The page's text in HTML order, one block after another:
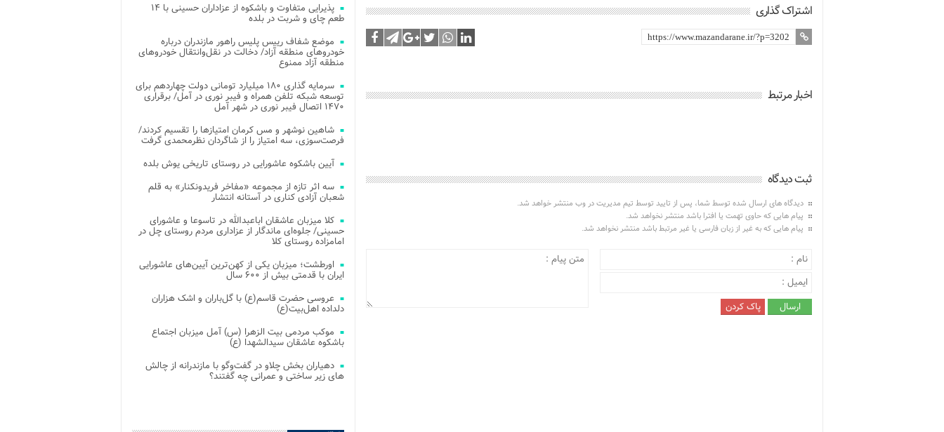
اشتراک گذاری
اخبار مرتبط
ثبت دیدگاه
دیدگاه های ارسال شده توسط شما، پس از تایید توسط تیم مدیریت در وب منتشر خواهد شد.
پیام هایی که حاوی تهمت یا افترا باشد منتشر نخواهد شد.
پیام هایی که به غیر از زبان فارسی یا غیر مرتبط باشد منتشر نخواهد شد.
پذیرایی متفاوت و باشکوه از عزاداران حسینی با ۱۴
طعم چای و شربت در بلده
موضع شفاف رییس پلیس راهور مازندران درباره
خودروهای منطقه آزاد/ دخالت در نقل‌وانتقال خودروهای
منطقه آزاد ممنوع
سرمایه گذاری ۱۸۰ میلیارد تومانی دولت چهاردهم برای
توسعه شبکه تلفن همراه و فیبر نوری در آمل/ برقراری
۱۴۷۰ اتصال فیبر نوری در شهر آمل
شاهین نوشهر و مس کرمان امتیازها را تقسیم کردند/
فرصت‌سوزی، سه امتیاز را از شاگردان نظرمحمدی گرفت
آیین باشکوه عاشورایی در روستای تاریخی یوش بلده
سه اثر تازه از مجموعه «مفاخر فریدونکنار» به قلم
شعبان آزادی کناری در آستانه انتشار
کلا میزبان عاشقان اباعبدالله در تاسوعا و عاشورای
حسینی/ جلوه‌ای ماندگار از عزاداری مردم روستای چل در
امامزاده روستای کلا
اورطشت؛ میزبان یکی از کهن‌ترین آیین‌های عاشورایی
ایران با قدمتی بیش از ۶۰۰ سال
عروسی حضرت قاسم(ع) با گل‌باران و اشک هزاران
دلداده اهل‌بیت(ع)
موکب مردمی بیت‌ الزهرا (س) آمل میزبان اجتماع
باشکوه عاشقان سیدالشهدا (ع)
دهیاران بخش چلاو در گفت‌وگو با مازندرانه از چالش
های زیر ساختی و عمرانی چه گفتند؟